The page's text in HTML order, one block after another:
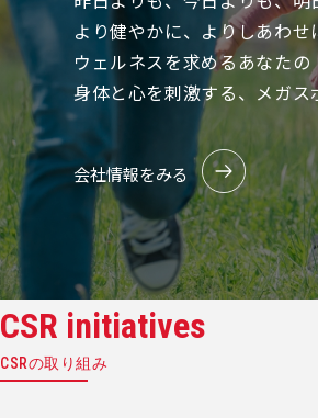
より健やかに、よりしあわせ
ウェルネスを求めるあなたの
身体と心を刺激する、メガス
会社情報をみる
CSR initiatives
CSRの取り組み